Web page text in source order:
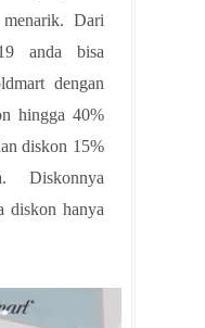
Dari
anda bisa
dengan
hingga 40%
diskon 15%
Diskonnya
diskon hanya